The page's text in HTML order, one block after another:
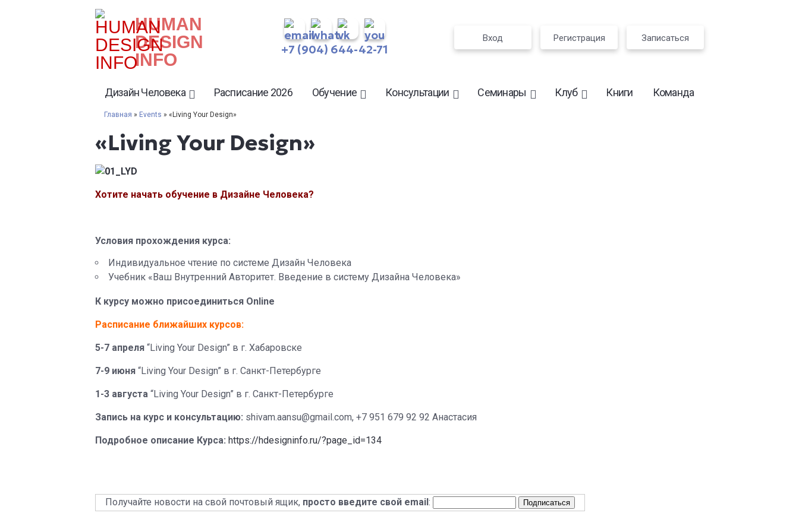
HUMAN
DESIGN
INFO
+7 (904) 644-42-71
Вход Регистрация Записаться
Дизайн Человека Расписание 2026 Обучение Консультации Семинары Клуб Книги Команда
Главная » Events » «Living Your Design»
«Living Your Design»
Хотите начать обучение в Дизайне Человека?
Условия прохождения курса:
Индивидуальное чтение по системе Дизайн Человека
Учебник «Ваш Внутренний Авторитет. Введение в систему Дизайна Человека»
К курсу можно присоединиться Online
Расписание ближайших курсов:
5-7 апреля “Living Your Design” в г. Хабаровске
7-9 июня “Living Your Design” в г. Санкт-Петербурге
1-3 августа “Living Your Design” в г. Санкт-Петербурге
Запись на курс и консультацию: shivam.aansu@gmail.com, +7 951 679 92 92 Анастасия
Подробное описание Курса: https://hdesigninfo.ru/?page_id=134
Получайте новости на свой почтовый ящик, просто введите свой email: